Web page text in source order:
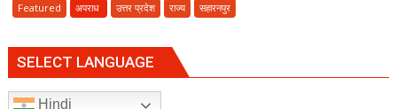
आया
Featured अपराध उत्तर प्रदेश राज्य सहारनपुर
SELECT LANGUAGE
Hindi